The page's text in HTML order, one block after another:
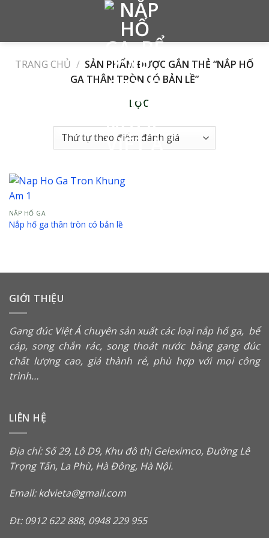
TRANG CHỦ / SẢN PHẨM ĐƯỢC GẮN THẺ “NẮP HỐ
GA THÂN TRÒN CÓ BẢN LỀ”
LỌC
NẮP HỐ GA
Nắp hố ga thân tròn có bản lề
GIỚI THIỆU
Gang đúc Việt Á chuyên sản xuất các loạinắp hố ga, bể
cáp, song chắn rác, song thoát nước bằng gang đúc
chất lượng cao, giá thành rẻ, phù hợp với mọi công
trình…
LIÊN HỆ
Địa chỉ: Số 29, Lô D9, Khu đô thị Geleximco, Đường Lê
Trọng Tấn, La Phù, Hà Đông, Hà Nội.
Email: kdvieta@gmail.com
Đt: 0912 622 888, 0948 229 955